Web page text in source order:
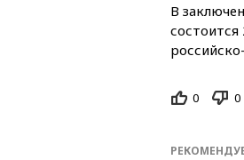
В
0 0